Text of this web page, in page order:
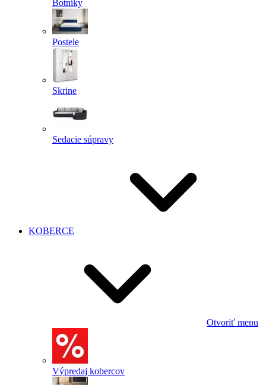
Botníky
Postele
Skrine
Sedacie súpravy
KOBERCE
Otvoriť menu
Výpredaj kobercov